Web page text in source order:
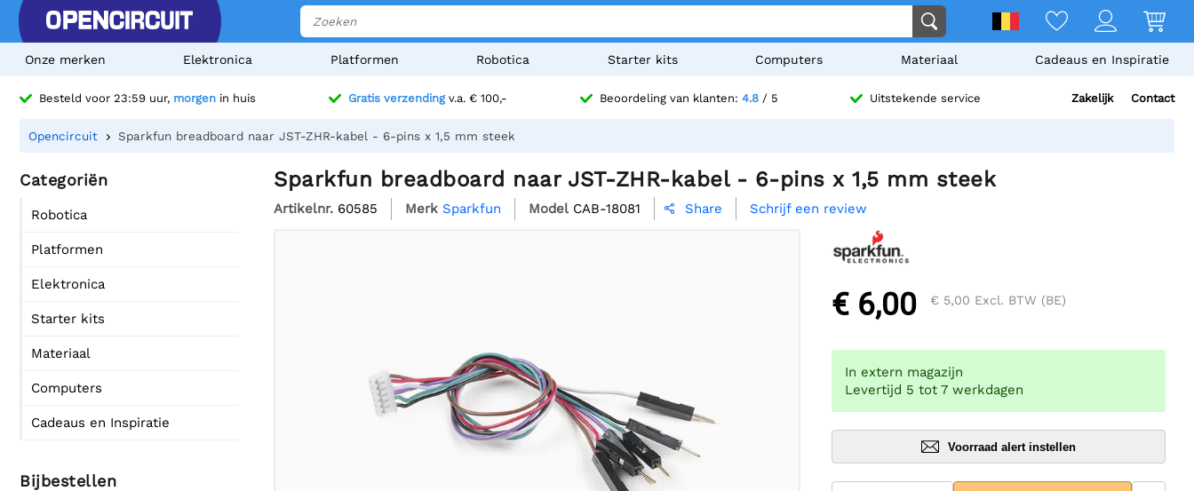
Onze merken Elektronica Platformen Robotica Starter kits Computers Materiaal Cadeaus en Inspiratie
Besteld voor 23:59 uur, morgen in huis Gratis verzendingv.a. € 100,- Beoordeling van klanten: 4.8/ 5 Uitstekende service Zakelijk Contact
Opencircuit Sparkfun breadboard naar JST-ZHR-kabel - 6-pins x 1,5 mm steek
Categoriën
Robotica
Platformen
Elektronica
Starter kits
Materiaal
Computers
Cadeaus en Inspiratie
Bijbestellen
Sparkfun breadboard naar JST-ZHR-kabel - 6-pins x 1,5 mm steek
Artikelnr. 60585 Merk Sparkfun Model CAB-18081  Share Schrijf een review
€ 6,00 € 5,00 Excl. BTW (BE)
In extern magazijn
Levertijd 5 tot 7 werkdagen
Voorraad alert instellen